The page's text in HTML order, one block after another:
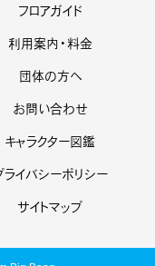
フロアガイド
利用案内・料金
団体の方へ
お問い合わせ
キャラクター図鑑
ライバシーポリシー
サイトマップ